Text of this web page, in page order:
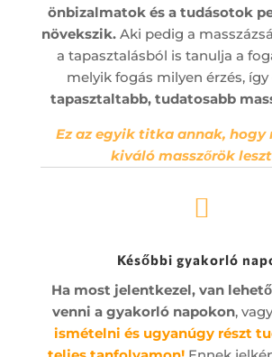
önbizalmatok és a tudásotok
növekszik.Aki pedig a
a tapasztalásból is tanulja a
melyik fogás milyen érzés, így
tapasztaltabb, tudatosabb
Ez az egyik titka annak, hogy
kiváló masszőrök

Későbbi gyakorló
Ha most jelentkezel, van
venni a gyakorló napokon,
ismételni és ugyanúgy részt